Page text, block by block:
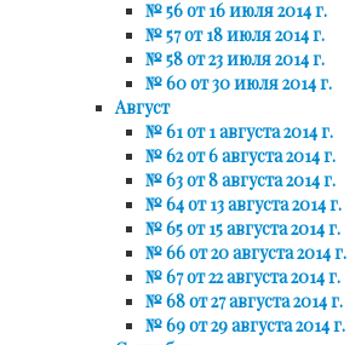
№ 56 от 16 июля 2014 г.
№ 57 от 18 июля 2014 г.
№ 58 от 23 июля 2014 г.
№ 60 от 30 июля 2014 г.
Август
№ 61 от 1 августа 2014 г.
№ 62 от 6 августа 2014 г.
№ 63 от 8 августа 2014 г.
№ 64 от 13 августа 2014 г.
№ 65 от 15 августа 2014 г.
№ 66 от 20 августа 2014 г.
№ 67 от 22 августа 2014 г.
№ 68 от 27 августа 2014 г.
№ 69 от 29 августа 2014 г.